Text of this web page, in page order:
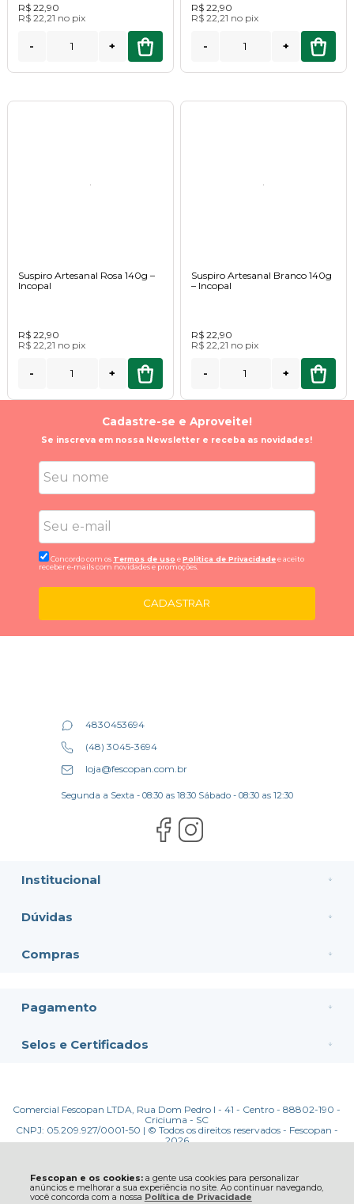
Fescopan e os cookies:a gente usa cookies para personalizar
anúncios e melhorar a sua experiência no site. Ao continuar navegando,
você concorda com a nossa Política de Privacidade
R$ 22,90
R$ 22,21 no pix
- +
R$ 22,90
R$ 22,21 no pix
- +
Suspiro Artesanal Rosa 140g –
Incopal
R$ 22,90
R$ 22,21 no pix
- +
Suspiro Artesanal Branco 140g
– Incopal
R$ 22,90
R$ 22,21 no pix
- +
Cadastre-se e Aproveite!
Se inscreva em nossa Newsletter e receba as novidades!
Concordo com os Termos de uso ePolitica de Privacidadee aceito
receber e-mails com novidades e promoções.
CADASTRAR
Institucional
Dúvidas
Compras
4830453694
(48) 3045-3694
loja@fescopan.com.br
Segunda a Sexta - 08:30 as 18:30 Sábado - 08:30 as 12:30
Pagamento
Selos e Certificados
Comercial Fescopan LTDA, Rua Dom Pedro I - 41 - Centro - 88802-190 -
Criciuma - SC
CNPJ: 05.209.927/0001-50 | © Todos os direitos reservados - Fescopan -
2026